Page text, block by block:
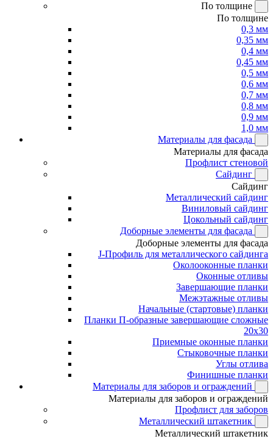
По толщине
По толщине
0,3 мм
0,35 мм
0,4 мм
0,45 мм
0,5 мм
0,6 мм
0,7 мм
0,8 мм
0,9 мм
1,0 мм
Материалы для фасада
Материалы для фасада
Профлист стеновой
Сайдинг
Сайдинг
Металлический сайдинг
Виниловый сайдинг
Цокольный сайдинг
Доборные элементы для фасада
Доборные элементы для фасада
J-Профиль для металлического сайдинга
Околооконные планки
Оконные отливы
Завершающие планки
Межэтажные отливы
Начальные (стартовые) планки
Планки П-образные завершающие сложные
20x30
Приемные оконные планки
Стыковочные планки
Углы отлива
Финишные планки
Материалы для заборов и ограждений
Материалы для заборов и ограждений
Профлист для заборов
Металлический штакетник
Металлический штакетник